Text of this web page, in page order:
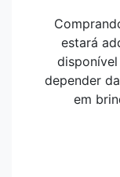
estará
depender
em